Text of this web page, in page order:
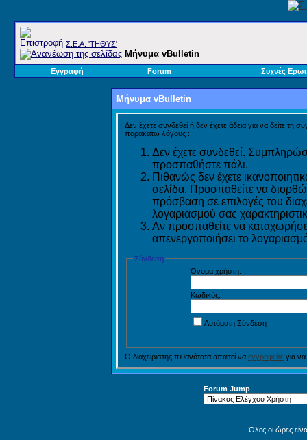
Σ.E.A. 'ΤΗΘΥΣ'
Μήνυμα vBulletin
Εγγραφή Forum Συχνές
Μήνυμα vBulletin
Δεν έχετε συνδεθεί ή δεν έχετε άδεια για να δείτε τη
παρακάτω λόγους :
Δεν έχετε συνδεθεί.
προσπαθήστε πάλι.
Πιθανώς δεν έχετε
σελίδα. Προσπαθείτε να
πρόσβαση σε επιλογές του
λογαριασμού σας
Αν προσπαθείτε να
απενεργοποιήσει το
Σύνδεση
Όνομα χρήστη:
Κωδικός:
Αυτόματη Σύνδεση
Ο διαχειριστής πιθανότατα απαιτεί να εγγραφείτε για
Forum Jump
Όλες οι ώρες